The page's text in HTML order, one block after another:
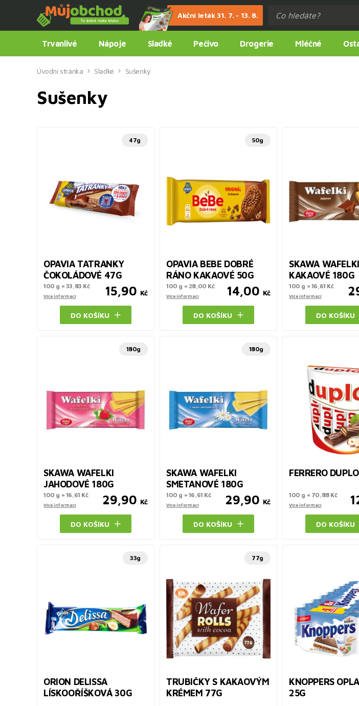
Akční leták 31. 7. - 13. 8.
Trvanlivé Nápoje Sladké Pečivo Drogerie Mléčné
Úvodní stránka Sladké Sušenky
Sušenky
47g
OPAVIA TATRANKY
ČOKOLÁDOVÉ 47G
100 g = 33,83 Kč
Více informací 15,90 Kč
DO KOŠÍKU
50g
OPAVIA BEBE DOBRÉ
RÁNO KAKAOVÉ 50G
100 g = 28,00 Kč
Více informací 14,00 Kč
DO KOŠÍKU
SKAWA WAFELKI
KAKAOVÉ 180G
100 g = 16,61 Kč
Více informací
DO KOŠÍKU
180g
SKAWA WAFELKI
JAHODOVÉ 180G
100 g = 16,61 Kč
Více informací 29,90 Kč
DO KOŠÍKU
180g
SKAWA WAFELKI
SMETANOVÉ 180G
100 g = 16,61 Kč
Více informací 29,90 Kč
DO KOŠÍKU
FERRERO
100 g = 70,88 Kč
Více informací
DO KOŠÍKU
33g
ORION DELISSA
LÍSKOOŘÍŠKOVÁ 30G
77g
TRUBIČKY S KAKAOVÝM
KRÉMEM 77G
KNOPPERS
25G